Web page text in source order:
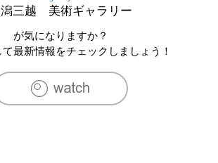
三越 美術ギャラリー
が気になりますか？
最新情報をチェックしましょう！